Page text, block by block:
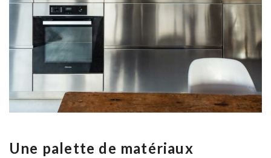
Une palette de matériaux